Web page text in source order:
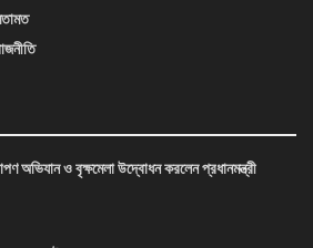
অভিযান ও বৃক্ষমেলা উদ্বোধন করলেন প্রধানমন্ত্রী